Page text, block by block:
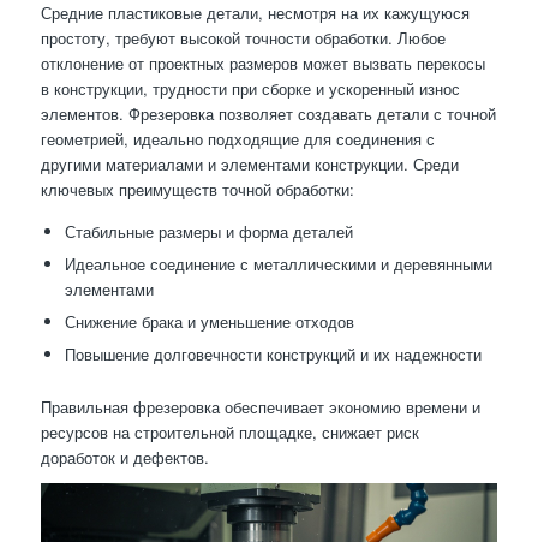
Средние пластиковые детали, несмотря на их кажущуюся
простоту, требуют высокой точности обработки. Любое
отклонение от проектных размеров может вызвать перекосы
в конструкции, трудности при сборке и ускоренный износ
элементов. Фрезеровка позволяет создавать детали с точной
геометрией, идеально подходящие для соединения с
другими материалами и элементами конструкции. Среди
ключевых преимуществ точной обработки:
Стабильные размеры и форма деталей
Идеальное соединение с металлическими и деревянными
элементами
Снижение брака и уменьшение отходов
Повышение долговечности конструкций и их надежности
Правильная фрезеровка обеспечивает экономию времени и
ресурсов на строительной площадке, снижает риск
доработок и дефектов.